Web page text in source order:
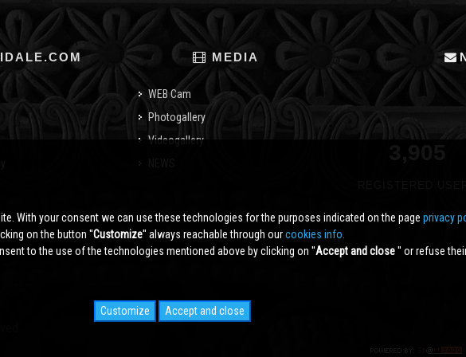
MEDIA
WEB Cam
Photogallery
Videogallery
With your consent we can use these technologies for the purposes indicated on the page privacy
on the button ''Customize'' always reachable through ourcookies info.
to the use of the technologies mentioned above by clicking on ''Accept and close'' or refuse
Customize Accept and close